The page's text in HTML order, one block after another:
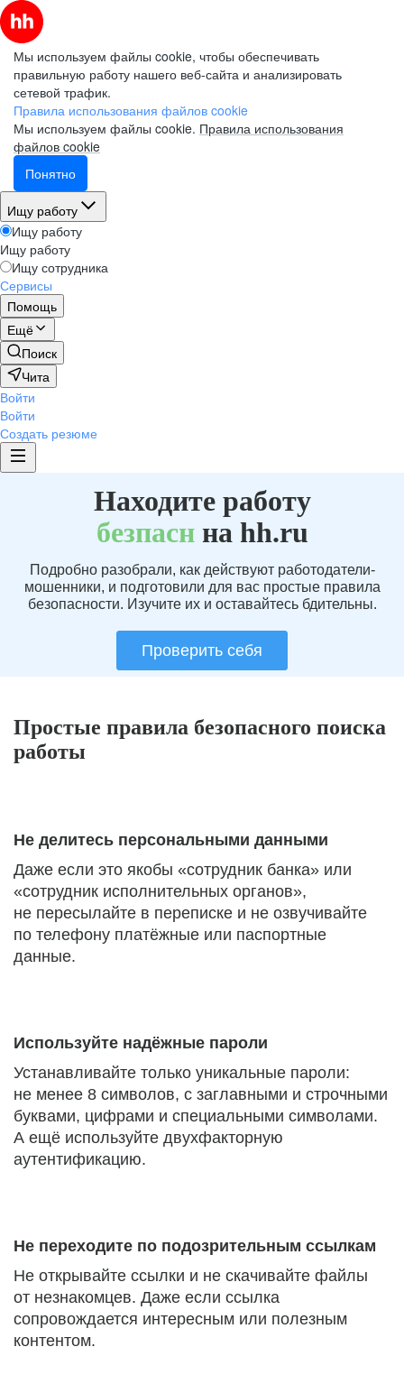
Мы используем файлы cookie, чтобы обеспечивать
правильную работу нашего веб-сайта и анализировать
сетевой трафик.
Правила использования файлов cookie
Мы используем файлы cookie. Правила использования
файлов cookie
Понятно
Ищу работу
Ищу работу
Ищу работу
Ищу сотрудника
Сервисы
Помощь
Ещё
Поиск
Чита
Войти
Войти
Создать резюме
Находите работу
безпаснна hh.ru
Подробно разобрали, как действуют работодатели-
мошенники, и подготовили для вас простые правила
безопасности. Изучите их и оставайтесь бдительны.
Проверить себя
Простые правила безопасного поиска
работы
Не делитесь персональными данными
Даже если это якобы «сотрудник банка» или
«сотрудник исполнительных органов»,
не пересылайте в переписке и не озвучивайте
по телефону платёжные или паспортные
данные.
Используйте надёжные пароли
Устанавливайте только уникальные пароли:
не менее 8 символов, с заглавными и строчными
буквами, цифрами и специальными символами.
А ещё используйте двухфакторную
аутентификацию.
Не переходите по подозрительным ссылкам
Не открывайте ссылки и не скачивайте файлы
от незнакомцев. Даже если ссылка
сопровождается интересным или полезным
контентом.